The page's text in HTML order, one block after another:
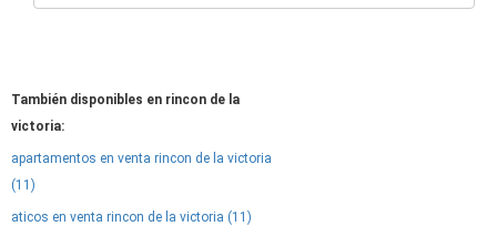
También disponibles en rincon de la
victoria:
apartamentos en venta rincon de la victoria
(11)
aticos en venta rincon de la victoria (11)